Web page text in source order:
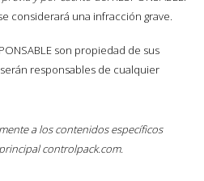
considerará una infracción grave.
son propiedad de sus
responsables de cualquier
a los contenidos específicos
controlpack.com.